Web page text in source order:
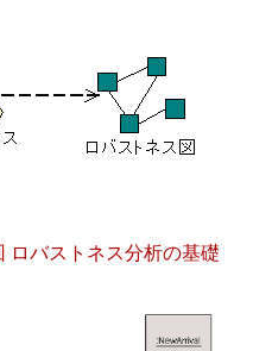
ロバストネス分析の基礎